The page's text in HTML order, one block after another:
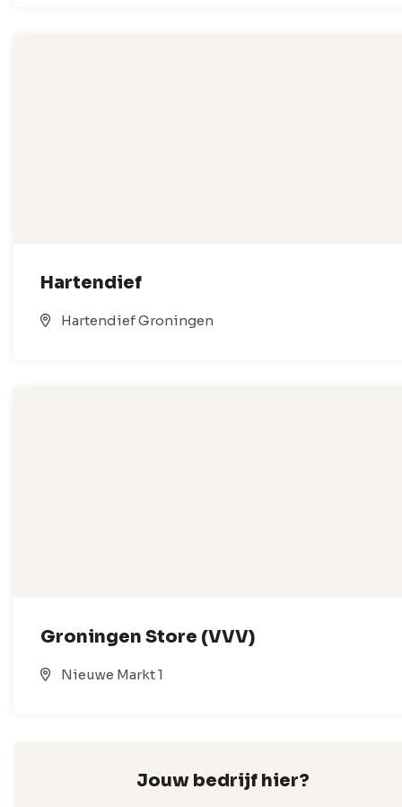
Hartendief
Hartendief Groningen
Groningen Store (VVV)
Nieuwe Markt 1
Jouw bedrijf hier?